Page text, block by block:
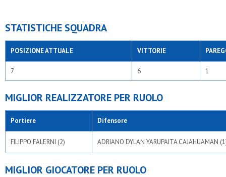
STATISTICHE SQUADRA
POSIZIONE ATTUALE VITTORIE
7 6 1
MIGLIOR REALIZZATORE PER RUOLO
Portiere Difensore
FILIPPO FALERNI (2) ADRIANO DYLAN YARUPAITA CAJAHUAMAN
MIGLIOR GIOCATORE PER RUOLO